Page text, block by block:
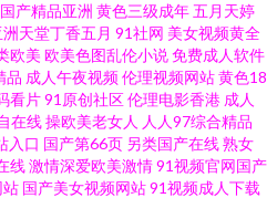
料视频网站 撸不停AV 97干网站 91官网
拍a片 97护士人人 人妖社区午夜剧场 黑
码传媒 青青草五月份天 国产区精品学生
品网站69 在线免费看片 午夜激情爽 免
国产精品亚洲 黄色三级成年五月天婷
洲天堂丁香五月 91社网 美女视频黄全
欧美 欧美色图乱伦小说免费成人软件
品 成人午夜视频伦理视频网站黄色18
看片91原创社区伦理电影香港 成人
在线操欧美老女人 人人97综合精品
入口 国产第66页 另类国产在线熟女
线激情深爱欧美激情91视频官网国产
站 国产美女视频网站91视频成人下载